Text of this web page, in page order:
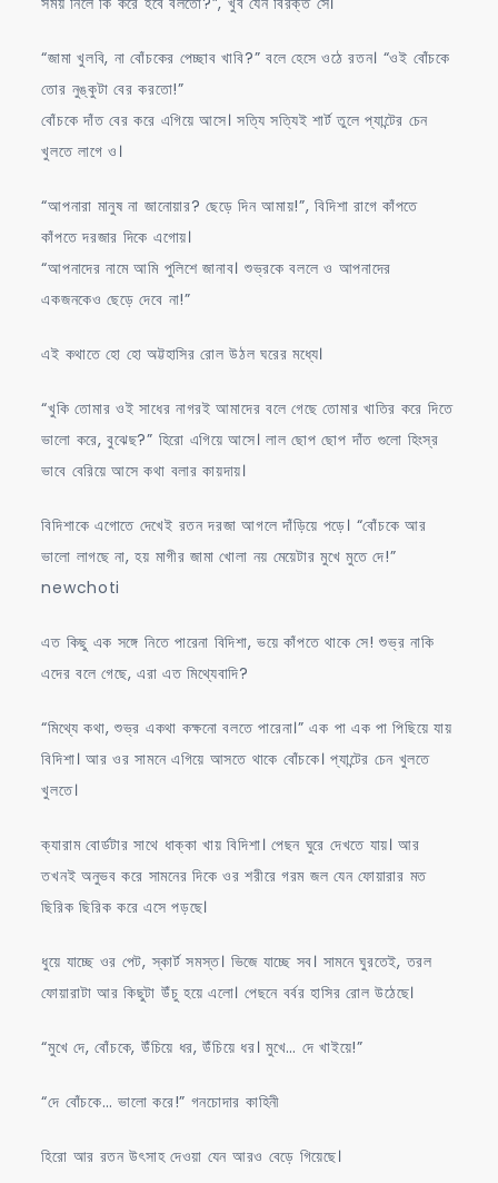
“জামা খুলবি, না বোঁচকের পেচ্ছাব খাবি?” বলে হেসে ওঠে রতন। “ওই বোঁচকে
তোর নুঙ্কুটা বের করতো!”
বোঁচকে দাঁত বের করে এগিয়ে আসে। সত্যি সত্যিই শার্ট তুলে প্যান্টের চেন
খুলতে লাগে ও।
“আপনারা মানুষ না জানোয়ার? ছেড়ে দিন আমায়!”, বিদিশা রাগে কাঁপতে
কাঁপতে দরজার দিকে এগোয়।
“আপনাদের নামে আমি পুলিশে জানাব। শুভ্রকে বললে ও আপনাদের
একজনকেও ছেড়ে দেবে না!”
এই কথাতে হো হো অট্টহাসির রোল উঠল ঘরের মধ্যে।
“খুকি তোমার ওই সাধের নাগরই আমাদের বলে গেছে তোমার খাতির করে দিতে
ভালো করে, বুঝেছ?” হিরো এগিয়ে আসে। লাল ছোপ ছোপ দাঁত গুলো হিংস্র
ভাবে বেরিয়ে আসে কথা বলার কায়দায়।
বিদিশাকে এগোতে দেখেই রতন দরজা আগলে দাঁড়িয়ে পড়ে। “বোঁচকে আর
ভালো লাগছে না, হয় মাগীর জামা খোলা নয় মেয়েটার মুখে মুতে দে!”
newchoti
এত কিছু এক সঙ্গে নিতে পারেনা বিদিশা, ভয়ে কাঁপতে থাকে সে! শুভ্র নাকি
এদের বলে গেছে, এরা এত মিথ্যেবাদি?
“মিথ্যে কথা, শুভ্র একথা কক্ষনো বলতে পারেনা।” এক পা এক পা পিছিয়ে যায়
বিদিশা। আর ওর সামনে এগিয়ে আসতে থাকে বোঁচকে। প্যান্টের চেন খুলতে
খুলতে।
ক্যারাম বোর্ডটার সাথে ধাক্কা খায় বিদিশা। পেছন ঘুরে দেখতে যায়। আর
তখনই অনুভব করে সামনের দিকে ওর শরীরে গরম জল যেন ফোয়ারার মত
ছিরিক ছিরিক করে এসে পড়ছে।
ধুয়ে যাচ্ছে ওর পেট, স্কার্ট সমস্ত। ভিজে যাচ্ছে সব। সামনে ঘুরতেই, তরল
ফোয়ারাটা আর কিছুটা উঁচু হয়ে এলো। পেছনে বর্বর হাসির রোল উঠেছে।
“মুখে দে, বোঁচকে, উঁচিয়ে ধর, উঁচিয়ে ধর। মুখে… দে খাইয়ে!”
“দে বোঁচকে… ভালো করে!” গনচোদার কাহিনী
হিরো আর রতন উৎসাহ দেওয়া যেন আরও বেড়ে গিয়েছে।